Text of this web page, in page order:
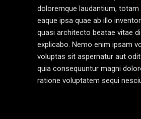
doloremque laudantium, totam
eaque ipsa quae ab illo
quasi architecto beatae vitae
explicabo. Nemo enim ipsam
voluptas sit aspernatur aut
quia consequuntur magni
ratione voluptatem sequi